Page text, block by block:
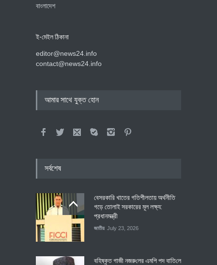
বাংলাদেশ
ই-মেইল ঠিকানা
editor@news24.info
contact@news24.info
আমার সাথে যুক্ত হোন
সর্বশেষ
বেসরকারি খাতের গতিশীলতায় অর্থনীতি
গড়ে তোলাই সরকারের মূল লক্ষ্য:
প্রধানমন্ত্রী
জাতীয় July 23, 2026
বহিষ্কৃত গাজী নজরু‌লের এম‌পি পদ বা‌তি‌লে